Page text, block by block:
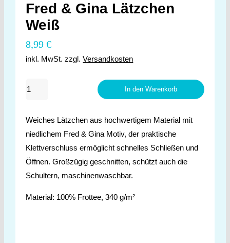
Fred & Gina Lätzchen
Weiß
8,99€
inkl. MwSt. zzgl.Versandkosten
Fred
In den Warenkorb
Weiches Lätzchen aus hochwertigem Material mit
niedlichem Fred & Gina Motiv, der praktische
Klettverschluss ermöglicht schnelles Schließen und
Öffnen. Großzügig geschnitten, schützt auch die
Schultern, maschinenwaschbar.
Material: 100% Frottee, 340 g/m²